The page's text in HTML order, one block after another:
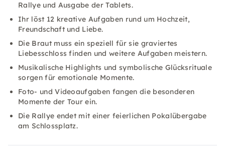
Rallye und Ausgabe der Tablets.
Ihr löst 12 kreative Aufgaben rund um Hochzeit,
Freundschaft und Liebe.
Die Braut muss ein speziell für sie graviertes
Liebesschloss finden und weitere Aufgaben meistern.
Musikalische Highlights und symbolische Glücksrituale
sorgen für emotionale Momente.
Foto- und Videoaufgaben fangen die besonderen
Momente der Tour ein.
Die Rallye endet mit einer feierlichen Pokalübergabe
am Schlossplatz.